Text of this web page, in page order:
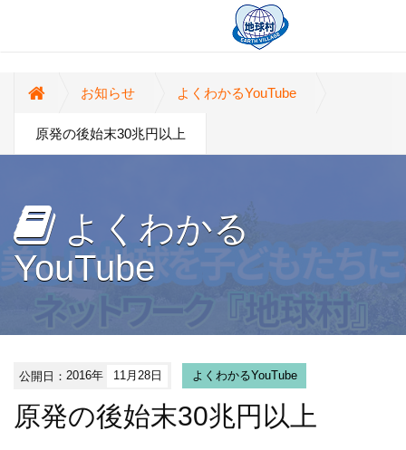
お知らせ よくわかるYouTube
原発の後始末30兆円以上
よくわかる
YouTube
公開日：2016年 11月28日 よくわかるYouTube
原発の後始末30兆円以上